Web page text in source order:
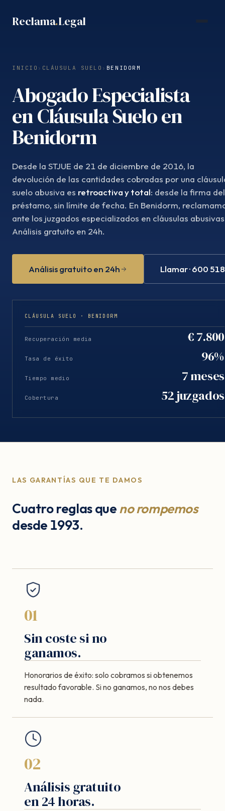
Reclama.Legal
INICIO › CLÁUSULA SUELO › BENIDORM
Abogado Especialista
en Cláusula Suelo en
Benidorm
Desde la STJUE de 21 de diciembre de 2016, la
devolución de las cantidades cobradas por una
suelo abusiva es retroactiva y total: desde la firma del
préstamo, sin límite de fecha. En Benidorm,
ante los juzgados especializados en cláusulas
Análisis gratuito en 24h.
Análisis gratuito en 24h Llamar · 600
CLÁUSULA SUELO · BENIDORM
Recuperación media € 7.800
Tasa de éxito 96%
Tiempo medio 7 meses
Cobertura 52 juzgados
LAS GARANTÍAS QUE TE DAMOS
Cuatro reglas queno rompemos
desde 1993.
01
Sin coste si no
ganamos.
Honorarios de éxito: solo cobramos si obtenemos
resultado favorable. Si no ganamos, no nos debes
nada.
02
Análisis gratuito
en 24 horas.